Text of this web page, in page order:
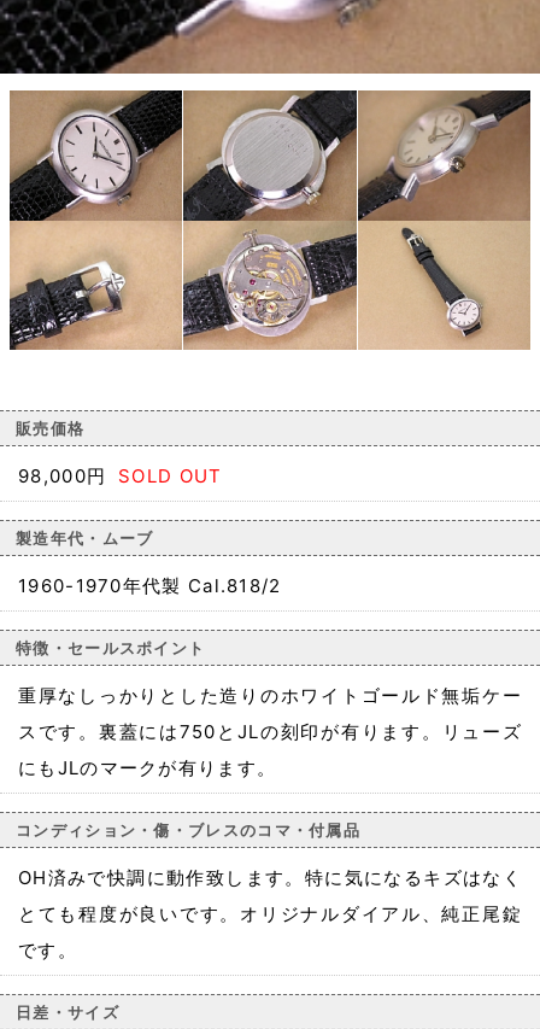
販売価格
98,000円 SOLD OUT
製造年代・ムーブ
1960-1970年代製 Cal.818/2
特徴・セールスポイント
重厚なしっかりとした造りのホワイトゴールド無垢ケー
スです。裏蓋には750とJLの刻印が有ります。リューズ
にもJLのマークが有ります。
コンディション・傷・ブレスのコマ・付属品
OH済みで快調に動作致します。特に気になるキズはなく
とても程度が良いです。オリジナルダイアル、純正尾錠
です。
日差・サイズ